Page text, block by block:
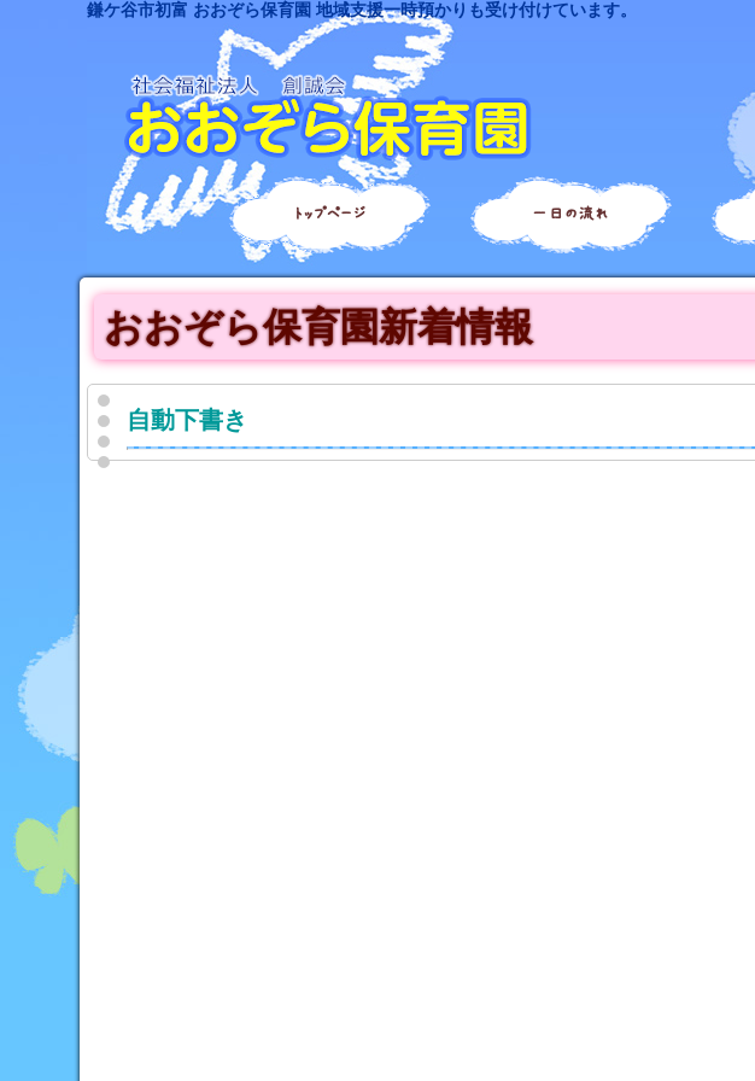
鎌ケ谷市初富 おおぞら保育園 地域支援一時預かりも受け付けています。
トップページ 一日の流れ
おおぞら保育園新着情報
自動下書き